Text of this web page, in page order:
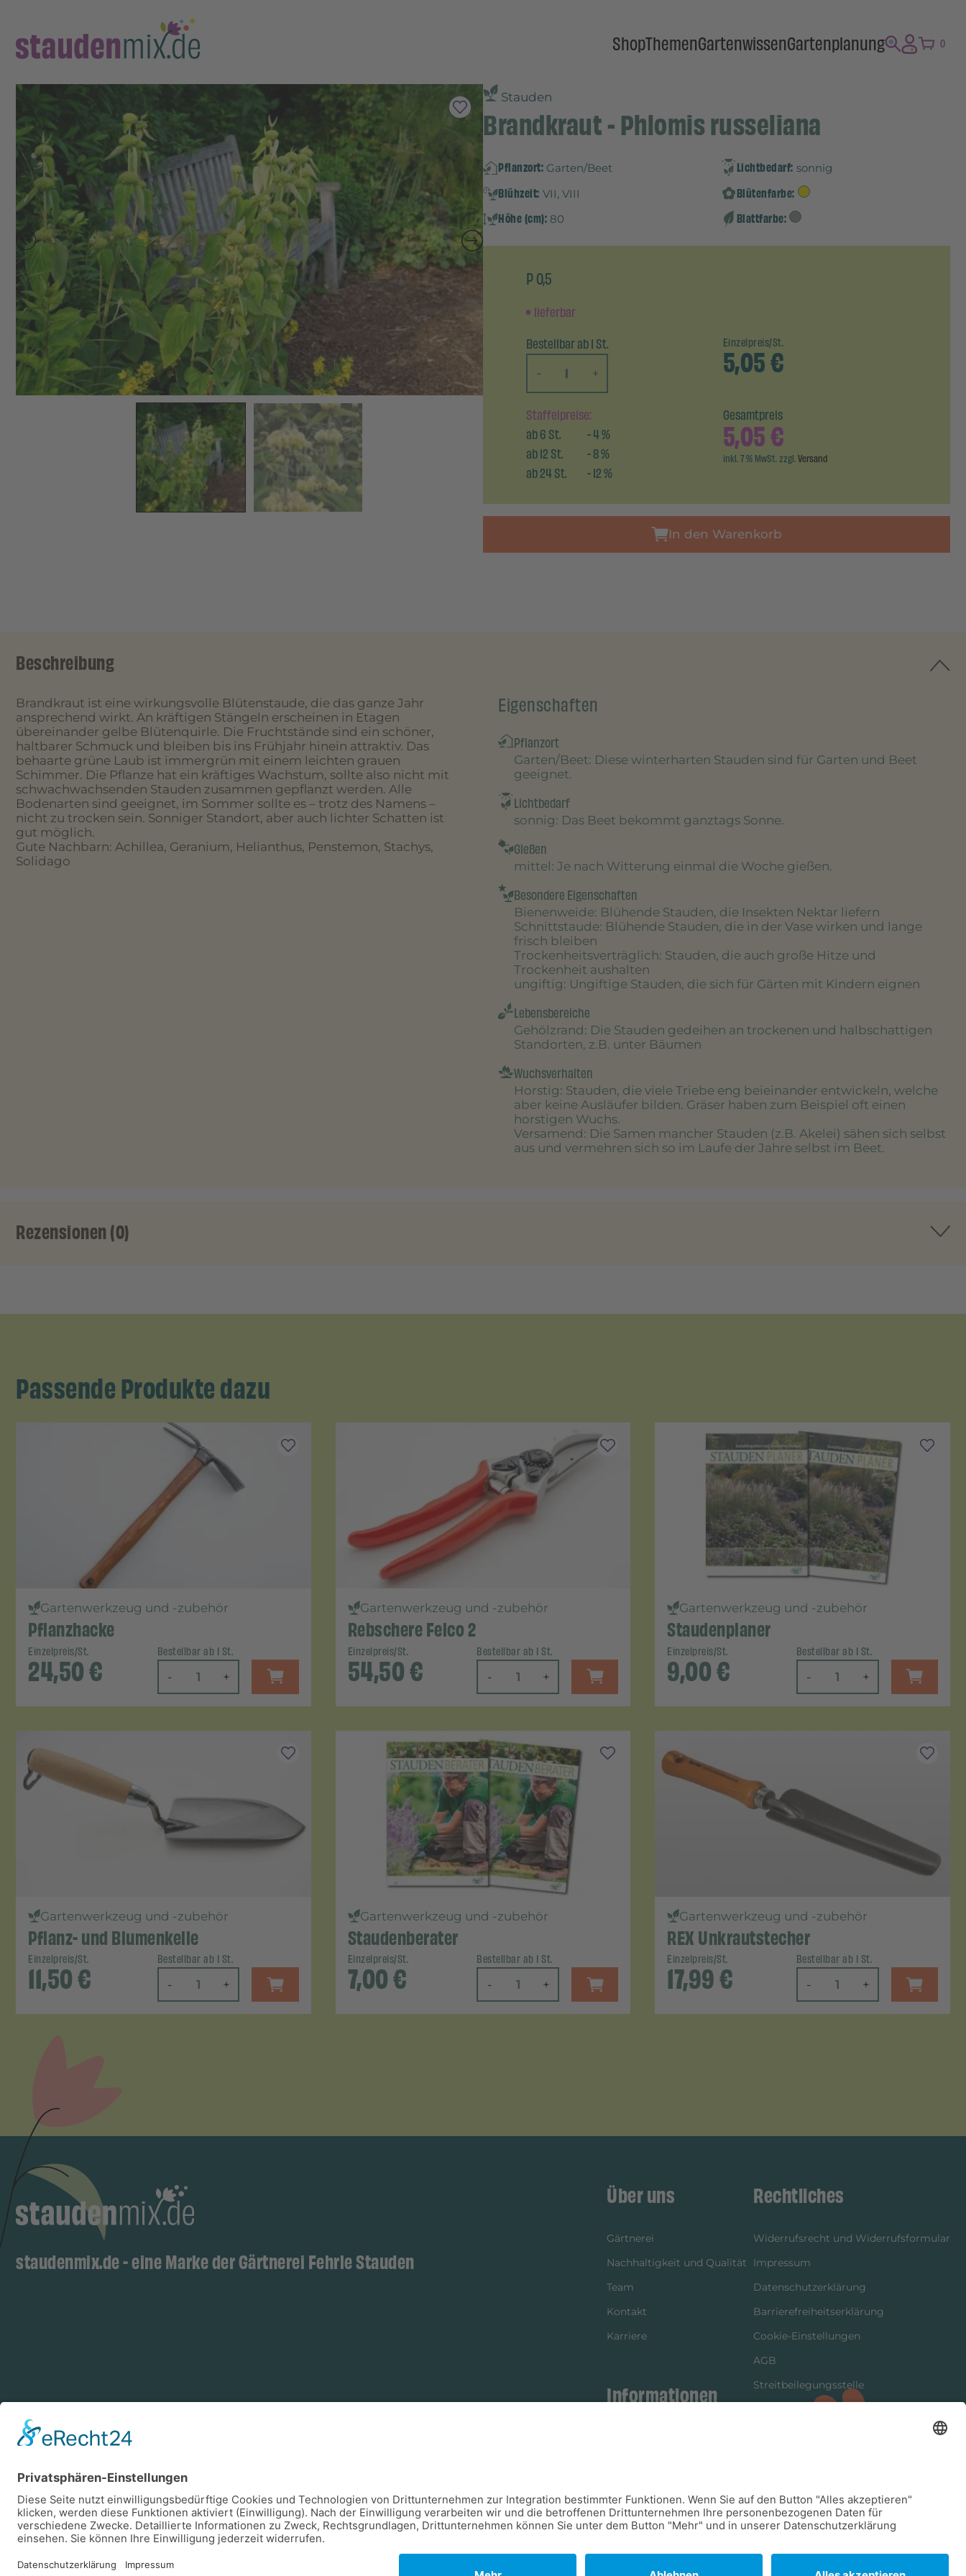
ShopThemenGartenwissenGartenplanung 0
Stauden
Brandkraut - Phlomis russeliana
Pflanzort: Garten/Beet Lichtbedarf: sonnig
Blühzeit: VII, VIII
Blütenfarbe:
Höhe (cm): 80 Blattfarbe:
P 0,5
lieferbar
Bestellbar ab 1 St.
-
+
Einzelpreis/St.
5,05€
Staffelpreise:
ab6St. -4%
ab12St. -8%
ab24St. -12%
Gesamtpreis
5,05€
inkl. 7 % MwSt. zzgl.Versand
In den Warenkorb
Beschreibung
Brandkraut ist eine wirkungsvolle Blütenstaude, die das ganze Jahr
ansprechend wirkt. An kräftigen Stängeln erscheinen in Etagen
übereinander gelbe Blütenquirle. Die Fruchtstände sind ein schöner,
haltbarer Schmuck und bleiben bis ins Frühjahr hinein attraktiv. Das
behaarte grüne Laub ist immergrün mit einem leichten grauen
Schimmer. Die Pflanze hat ein kräftiges Wachstum, sollte also nicht mit
schwachwachsenden Stauden zusammen gepflanzt werden. Alle
Bodenarten sind geeignet, im Sommer sollte es – trotz des Namens –
nicht zu trocken sein. Sonniger Standort, aber auch lichter Schatten ist
gut möglich.
Gute Nachbarn: Achillea, Geranium, Helianthus, Penstemon, Stachys,
Solidago
Eigenschaften
Pflanzort
Garten/Beet: Diese winterharten Stauden sind für Garten und Beet
geeignet.
Lichtbedarf
sonnig: Das Beet bekommt ganztags Sonne.
Gießen
mittel : Je nach Witterung einmal die Woche gießen.
Besondere Eigenschaften
Bienenweide: Blühende Stauden, die Insekten Nektar liefern
Schnittstaude: Blühende Stauden, die in der Vase wirken und lange
frisch bleiben
Trockenheitsverträglich: Stauden, die auch große Hitze und
Trockenheit aushalten
ungiftig: Ungiftige Stauden, die sich für Gärten mit Kindern eignen
Lebensbereiche
Gehölzrand: Die Stauden gedeihen an trockenen und halbschattigen
Standorten, z.B. unter Bäumen
Wuchsverhalten
Horstig: Stauden, die viele Triebe eng beieinander entwickeln, welche
aber keine Ausläufer bilden. Gräser haben zum Beispiel oft einen
horstigen Wuchs.
Versamend: Die Samen mancher Stauden (z.B. Akelei) sähen sich selbst
aus und vermehren sich so im Laufe der Jahre selbst im Beet.
Rezensionen (0)
Passende Produkte dazu
Gartenwerkzeug und -zubehör
Pflanzhacke
Einzelpreis/St.
24,50€
Bestellbar ab 1 St.
- +
Gartenwerkzeug und -zubehör
Rebschere Felco 2
Einzelpreis/St.
54,50€
Bestellbar ab 1 St.
- +
Gartenwerkzeug und -zubehör
Staudenplaner
Einzelpreis/St.
9,00€
Bestellbar ab 1 St.
- +
Gartenwerkzeug und -zubehör
Pflanz- und Blumenkelle
Einzelpreis/St.
11,50€
Bestellbar ab 1 St.
- +
Gartenwerkzeug und -zubehör
Staudenberater
Einzelpreis/St.
7,00€
Bestellbar ab 1 St.
- +
Gartenwerkzeug und -zubehör
REX Unkrautstecher
Einzelpreis/St.
17,99€
Bestellbar ab 1 St.
- +
staudenmix.de - eine Marke der Gärtnerei Fehrle Stauden
Zahlungsarten
Über uns
Gärtnerei
Nachhaltigkeit und Qualität
Team
Kontakt
Karriere
Informationen
Versandinformationen
Rechtliches
Widerrufsrecht und Widerrufsformular
Impressum
Datenschutzerklärung
Barrierefreiheitserklärung
Cookie-Einstellungen
AGB
Streitbeilegungsstelle